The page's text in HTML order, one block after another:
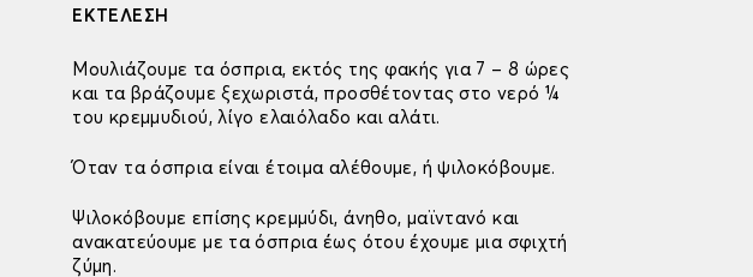
ΕΚΤΕΛΕΣΗ
Μουλιάζουμε τα όσπρια, εκτός της φακής για 7 – 8 ώρες
και τα βράζουμε ξεχωριστά, προσθέτοντας στο νερό ¼
του κρεμμυδιού, λίγο ελαιόλαδο και αλάτι.
Όταν τα όσπρια είναι έτοιμα αλέθουμε, ή ψιλοκόβουμε.
Ψιλοκόβουμε επίσης κρεμμύδι, άνηθο, μαϊντανό και
ανακατεύουμε με τα όσπρια έως ότου έχουμε μια σφιχτή
ζύμη.